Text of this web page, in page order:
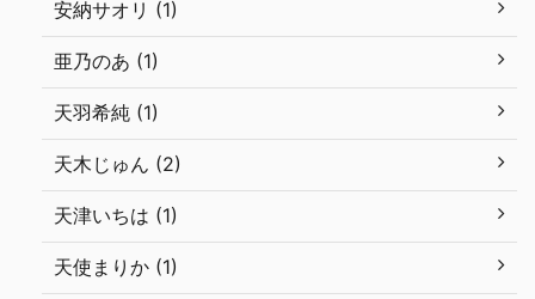
安納サオリ (1)
亜乃のあ (1)
天羽希純 (1)
天木じゅん (2)
天津いちは (1)
天使まりか (1)